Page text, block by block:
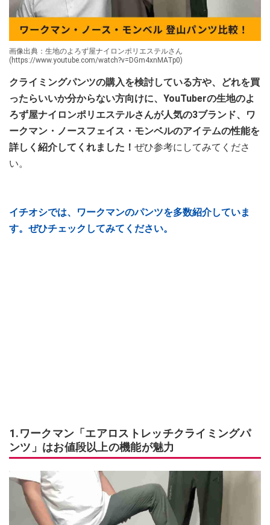
画像出典：生地のよろず屋ナイロンポリエステルさん
(https://www.youtube.com/watch?v=DGm4xnMATp0)
クライミングパンツの購入を検討している方や、どれを買
ったらいいか分からない方向けに、YouTuberの生地のよ
ろず屋ナイロンポリエステルさんが人気の3ブランド、ワ
ークマン・ノースフェイス・モンベルのアイテムの性能を
詳しく紹介してくれました！ ぜひ参考にしてみてくださ
い。
イチオシでは、ワークマンのパンツを多数紹介していま
す。ぜひチェックしてみてください。
1.ワークマン「エアロストレッチクライミングパ
ンツ」はお値段以上の機能が魅力